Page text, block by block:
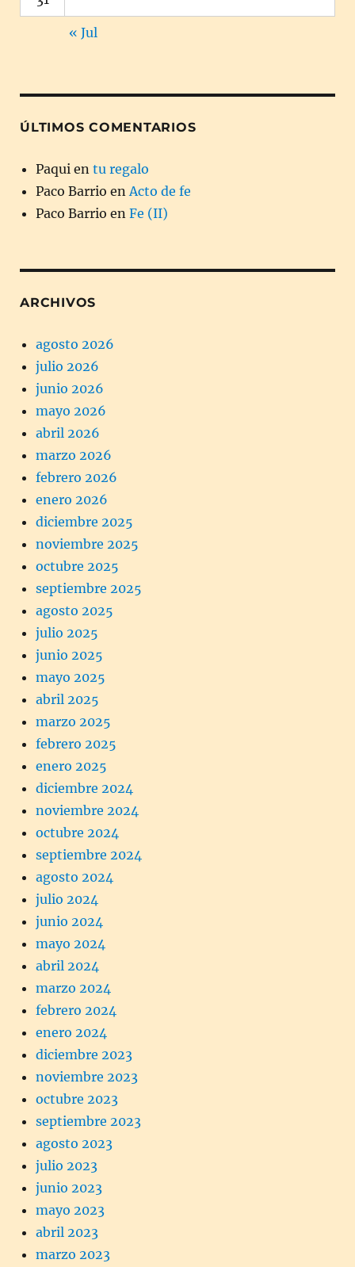
« Jul
ÚLTIMOS COMENTARIOS
Paqui en tu regalo
Paco Barrio en Acto de fe
Paco Barrio en Fe (II)
ARCHIVOS
agosto 2026
julio 2026
junio 2026
mayo 2026
abril 2026
marzo 2026
febrero 2026
enero 2026
diciembre 2025
noviembre 2025
octubre 2025
septiembre 2025
agosto 2025
julio 2025
junio 2025
mayo 2025
abril 2025
marzo 2025
febrero 2025
enero 2025
diciembre 2024
noviembre 2024
octubre 2024
septiembre 2024
agosto 2024
julio 2024
junio 2024
mayo 2024
abril 2024
marzo 2024
febrero 2024
enero 2024
diciembre 2023
noviembre 2023
octubre 2023
septiembre 2023
agosto 2023
julio 2023
junio 2023
mayo 2023
abril 2023
marzo 2023